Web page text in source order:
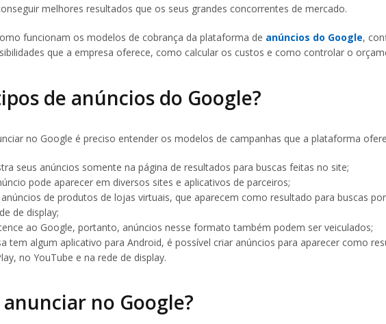
melhores resultados que os seus grandes concorrentes de mercado.
funcionam os modelos de cobrança da plataforma de anúncios do Google,
que a empresa oferece, como calcular os custos e como controlar o
de anúncios do Google?
no Google é preciso entender os modelos de campanhas que a plataforma
seus anúncios somente na página de resultados para buscas feitas no site;
pode aparecer em diversos sites e aplicativos de parceiros;
de produtos de lojas virtuais, que aparecem como resultado para buscas
de display;
ao Google, portanto, anúncios nesse formato também podem ser veiculados;
tem algum aplicativo para Android, é possível criar anúncios para aparecer como
no YouTube e na rede de display.
no Google?